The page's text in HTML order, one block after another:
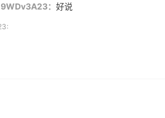
： 好说
选购日常保健、